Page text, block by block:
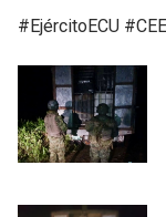
#EjércitoECU